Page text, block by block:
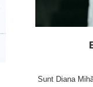
Sunt Diana